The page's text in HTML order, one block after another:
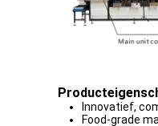
Innovatief,
Food-grade